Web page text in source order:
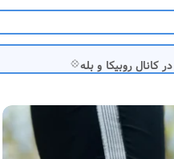
کانال روبیکا و بله💠